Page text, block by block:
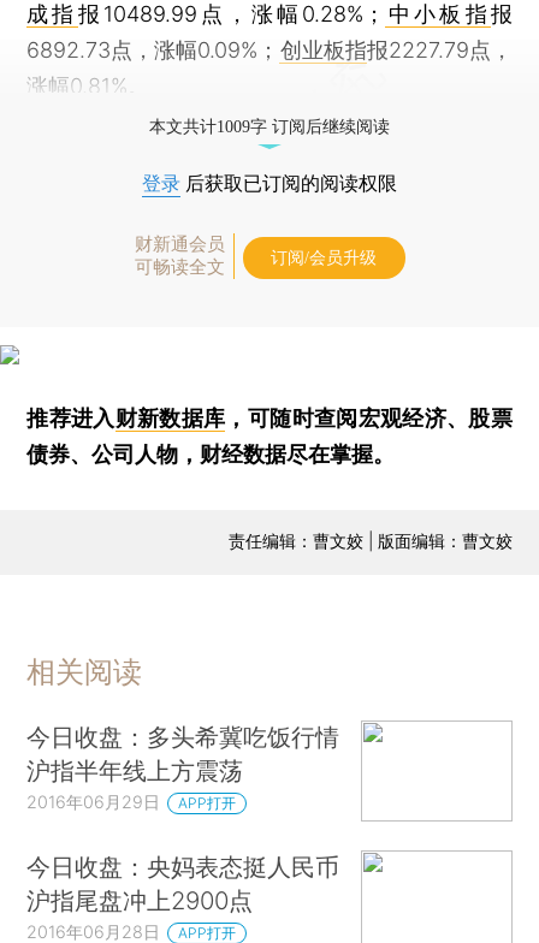
成指 报10489.99点，涨幅0.28%； 中小板指报
6892.73点，涨幅0.09%； 创业板指报2227.79点，
涨幅0.81%。
本文共计1009字 订阅后继续阅读
登录 后获取已订阅的阅读权限
财新通会员
可畅读全文
订阅/会员升级
推荐进入财新数据库 ，可随时查阅宏观经济、股票
债券、公司人物，财经数据尽在掌握。
责任编辑：曹文姣 | 版面编辑：曹文姣
相关阅读
今日收盘：多头希冀吃饭行情
沪指半年线上方震荡
2016年06月29日 APP打开
今日收盘：央妈表态挺人民币
沪指尾盘冲上2900点
2016年06月28日 APP打开